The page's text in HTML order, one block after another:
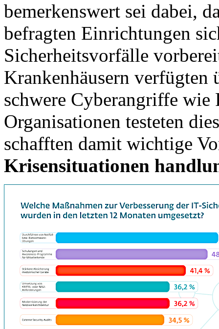
bemerkenswert sei dabei,
befragten Einrichtungen
Sicherheitsvorfälle
Krankenhäusern verfügten
schwere Cyberangriffe wie
Organisationen testeten
schafften damit wichtige
Krisensituationen